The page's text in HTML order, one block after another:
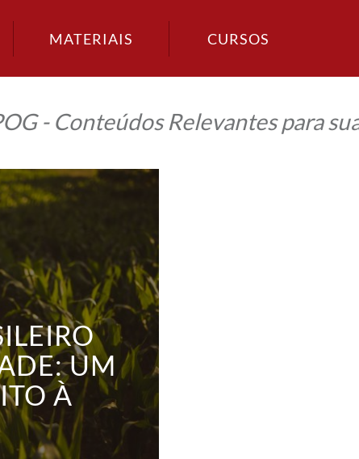
MATERIAIS CURSOS
- Conteúdos Relevantes para
UM
À